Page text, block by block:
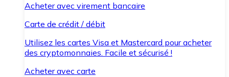
Acheter avec virement bancaire
Carte de crédit / débit
Utilisez les cartes Visa et Mastercard pour acheter
des cryptomonnaies. Facile et sécurisé !
Acheter avec carte